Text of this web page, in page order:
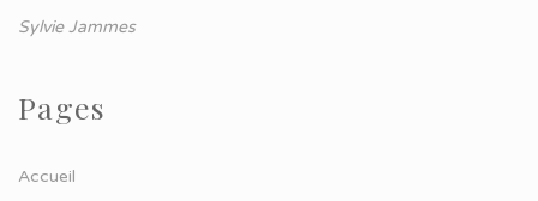
Sylvie Jammes
Pages
Accueil